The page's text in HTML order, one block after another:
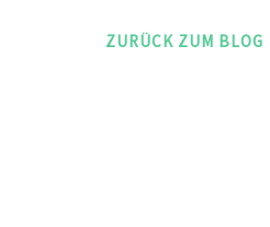
ZURÜCK ZUM BLOG